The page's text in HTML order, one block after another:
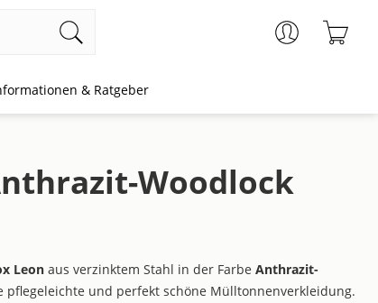
& Ratgeber
Woodlock
Leon aus verzinktem Stahl in der Farbe Anthrazit-
pflegeleichte und perfekt schöne Mülltonnenverkleidung.